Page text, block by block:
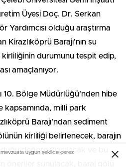
Üyesi Doç. Dr. Serkan
Yardımcısı olduğu araştırma
Kirazlıköprü Barajı’nın su
durumunu tespit edip,
amaçlanıyor.
10. Bölge Müdürlüğü’nden hibe
kapsamında, milli park
Barajı’ndan sediment
kirliliği belirlenecek, barajın
değere ulaşılacak ve bu
mevzuata uygun şekilde çerez